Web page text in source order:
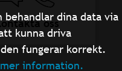
behandlar dina data via
kunna driva
fungerar korrekt.
information.
oss